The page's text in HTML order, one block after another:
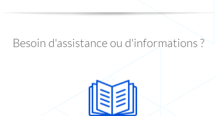
Besoin d'assistance ou d'informations ?